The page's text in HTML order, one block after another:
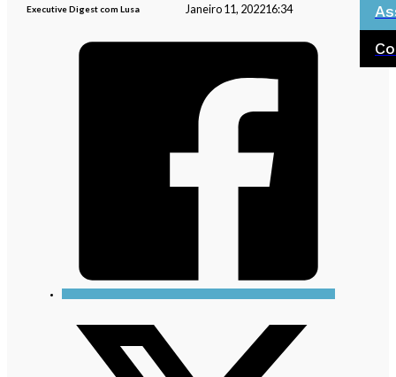
Executive Digest com Lusa Janeiro 11, 202216:34